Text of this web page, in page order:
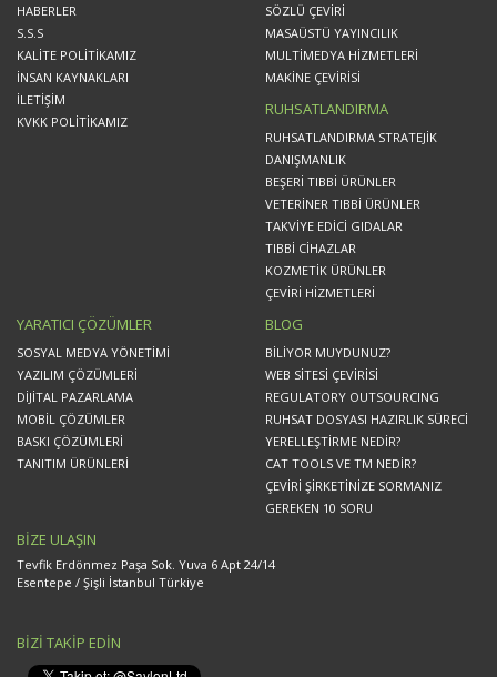
HABERLER
S.S.S
KALİTE POLİTİKAMIZ
İNSAN KAYNAKLARI
İLETİŞİM
KVKK POLİTİKAMIZ
SÖZLÜ ÇEVİRİ
MASAÜSTÜ YAYINCILIK
MULTİMEDYA HİZMETLERİ
MAKİNE ÇEVİRİSİ
RUHSATLANDIRMA
RUHSATLANDIRMA STRATEJİK
DANIŞMANLIK
BEŞERİ TIBBİ ÜRÜNLER
VETERİNER TIBBİ ÜRÜNLER
TAKVİYE EDİCİ GIDALAR
TIBBİ CİHAZLAR
KOZMETİK ÜRÜNLER
ÇEVİRİ HİZMETLERİ
YARATICI ÇÖZÜMLER
SOSYAL MEDYA YÖNETİMİ
YAZILIM ÇÖZÜMLERİ
DİJİTAL PAZARLAMA
MOBİL ÇÖZÜMLER
BASKI ÇÖZÜMLERİ
TANITIM ÜRÜNLERİ
BLOG
BİLİYOR MUYDUNUZ?
WEB SİTESİ ÇEVİRİSİ
REGULATORY OUTSOURCING
RUHSAT DOSYASI HAZIRLIK SÜRECİ
YERELLEŞTİRME NEDİR?
CAT TOOLS VE TM NEDİR?
ÇEVİRİ ŞİRKETİNİZE SORMANIZ
GEREKEN 10 SORU
BİZE ULAŞIN
Tevfik Erdönmez Paşa Sok. Yuva 6 Apt 24/14
Esentepe / Şişli İstanbul Türkiye
BİZİ TAKİP EDİN